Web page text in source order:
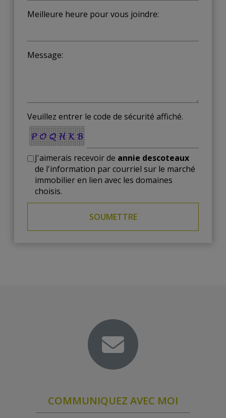
Meilleure heure pour vous joindre:
Message:
Veuillez entrer le code de sécurité affiché.
J'aimerais recevoir de annie descoteaux
de l'information par courriel sur le marché
immobilier en lien avec les domaines
choisis.
SOUMETTRE
COMMUNIQUEZ AVEC MOI